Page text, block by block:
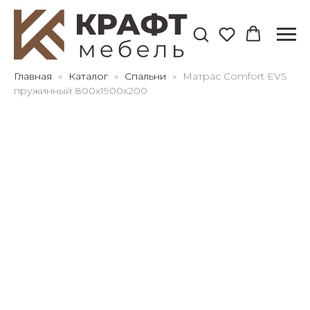
Главная Каталог Спальни
Матрас Comfort EVS
пружинный 800х1900х200